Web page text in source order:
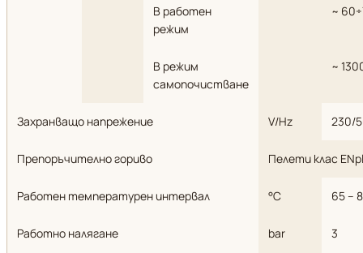
В работен
режим
~
В режим
самопочистване
~
Захранващо напрежение V/Hz 230/
Препоръчително гориво Пелети клас
Работен температурен интервал °C 65 –
Работно налягане bar 3